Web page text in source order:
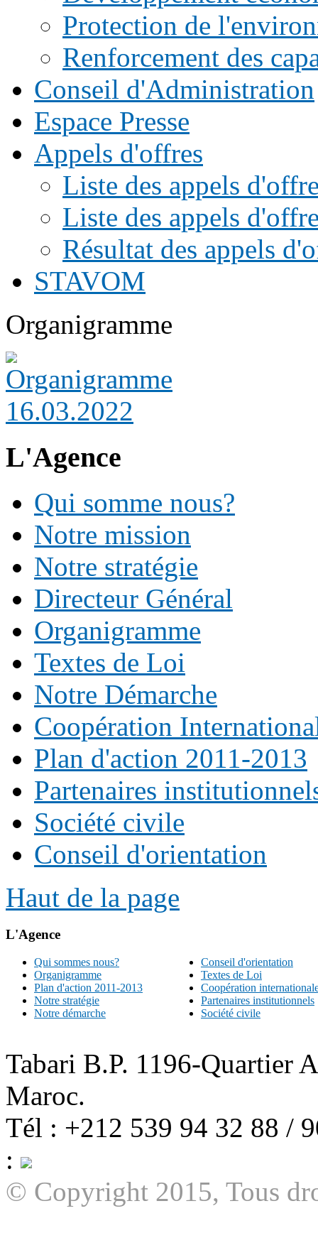
Protection de
Renforcement des
Conseil d'Administration
Espace Presse
Appels d'offres
Liste des appels
Liste des appels
Résultat des appels
STAVOM
Organigramme
L'Agence
Qui somme nous?
Notre mission
Notre stratégie
Directeur Général
Organigramme
Textes de Loi
Notre Démarche
Coopération
Plan d'action 2011-2013
Partenaires
Société civile
Conseil d'orientation
Haut de la page
L'Agence
Qui sommes nous?
Organigramme
Plan d'action 2011-2013
Notre stratégie
Notre démarche
Conseil d'orientation
Textes de Loi
Coopération
Partenaires institutionnels
Société civile
Tabari B.P. 1196-Quartier
Maroc.
Tél : +212 539 94 32 88 /
:
© Copyright 2015, Tous